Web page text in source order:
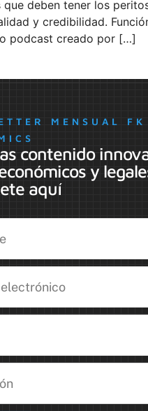
deben tener los
y credibilidad.
podcast creado por […]
MENSUAL FK
contenido
y
aquí